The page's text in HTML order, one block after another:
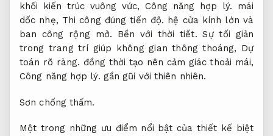
khối kiến trúc vuông vức, Công năng hợp lý. mái
dốc nhẹ, Thi công đúng tiến độ. hệ cửa kính lớn và
ban công rộng mở. Bền với thời tiết. Sự tối giản
trong trang trí giúp không gian thông thoáng, Dự
toán rõ ràng. đồng thời tạo nên cảm giác thoải mái,
Công năng hợp lý. gần gũi với thiên nhiên.
Sơn chống thấm.
Một trong những ưu điểm nổi bật của thiết kế biệt